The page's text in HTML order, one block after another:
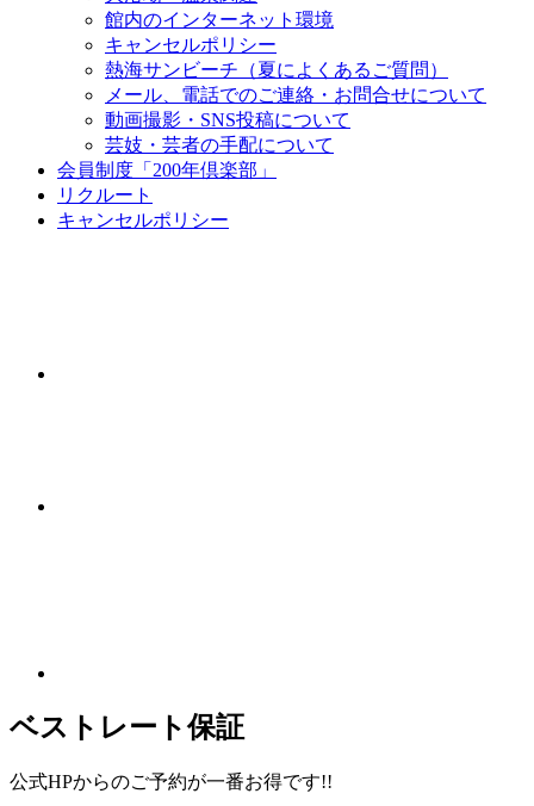
館内のインターネット環境
キャンセルポリシー
熱海サンビーチ（夏によくあるご質問）
メール、電話でのご連絡・お問合せについて
動画撮影・SNS投稿について
芸妓・芸者の手配について
会員制度「200年倶楽部」
リクルート
キャンセルポリシー
ベストレート保証
公式HPからのご予約が一番お得です!!